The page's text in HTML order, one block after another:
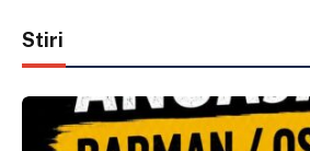
Stiri